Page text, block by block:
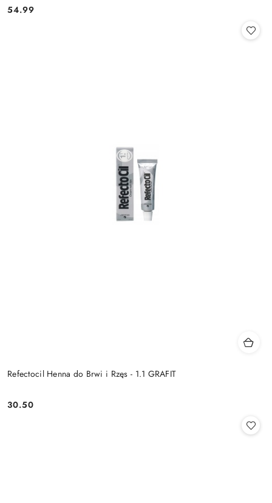
Cena:
54.99
Refectocil Henna do Brwi i Rzęs - 1.1 GRAFIT
Cena:
30.50